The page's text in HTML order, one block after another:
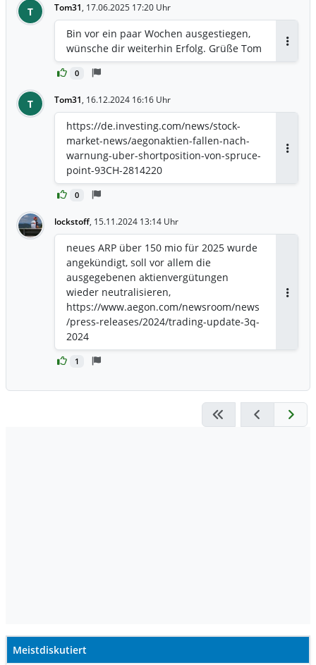
verlegen. Die Gruppe, die außerdem
eine Erhöhung der Zwischendividende
um fast 20 Prozent ankündigte, plant, ihr
verfügbares Kapital bis Ende nächsten
Jahres von derzeit 2 Milliarden Euro auf
durch Ausschüttungen an die Aktionäre
und Investitionen zur
Wachstumsförderung erreicht werden
T Tom31, 17.06.2025 17:20 Uhr
0
Bin vor ein paar Wochen ausgestiegen,
wünsche dir weiterhin Erfolg. Grüße Tom
T Tom31, 16.12.2024 16:16 Uhr
0
https://de.investing.com/news/stock-
market-news/aegonaktien-fallen-nach-
warnung-uber-shortposition-von-spruce-
point-93CH-2814220
lockstoff, 15.11.2024 13:14 Uhr
1
neues ARP über 150 mio für 2025 wurde
angekündigt, soll vor allem die
ausgegebenen aktienvergütungen
wieder neutralisieren,
https://www.aegon.com/newsroom/news
/press-releases/2024/trading-update-3q-
2024
Meistdiskutiert